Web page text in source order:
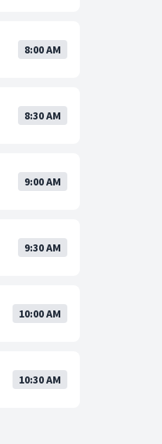
8:00 AM
8:30 AM
9:00 AM
9:30 AM
10:00 AM
10:30 AM